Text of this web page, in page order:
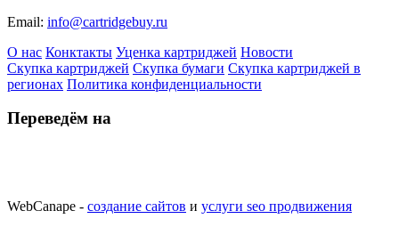
Email: info@cartridgebuy.ru
О нас Конктакты Уценка картриджей Новости
Скупка картриджей Скупка бумаги Скупка картриджей в
регионах Политика конфиденциальности
Переведём на
WebCanape - создание сайтов и услуги seo продвижения